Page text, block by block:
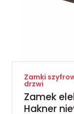
Zamki
drzwi
Zamek
Hakner